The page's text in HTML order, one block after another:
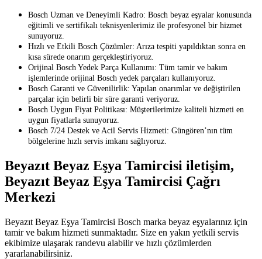
Bosch Uzman ve Deneyimli Kadro: Bosch beyaz eşyalar konusunda
eğitimli ve sertifikalı teknisyenlerimiz ile profesyonel bir hizmet
sunuyoruz.
Hızlı ve Etkili Bosch Çözümler: Arıza tespiti yapıldıktan sonra en
kısa sürede onarım gerçekleştiriyoruz.
Orijinal Bosch Yedek Parça Kullanımı: Tüm tamir ve bakım
işlemlerinde orijinal Bosch yedek parçaları kullanıyoruz.
Bosch Garanti ve Güvenilirlik: Yapılan onarımlar ve değiştirilen
parçalar için belirli bir süre garanti veriyoruz.
Bosch Uygun Fiyat Politikası: Müşterilerimize kaliteli hizmeti en
uygun fiyatlarla sunuyoruz.
Bosch 7/24 Destek ve Acil Servis Hizmeti: Güngören’nın tüm
bölgelerine hızlı servis imkanı sağlıyoruz.
Beyazıt Beyaz Eşya Tamircisi iletişim,
Beyazıt Beyaz Eşya Tamircisi Çağrı
Merkezi
Beyazıt Beyaz Eşya Tamircisi Bosch marka beyaz eşyalarınız için
tamir ve bakım hizmeti sunmaktadır. Size en yakın yetkili servis
ekibimize ulaşarak randevu alabilir ve hızlı çözümlerden
yararlanabilirsiniz.